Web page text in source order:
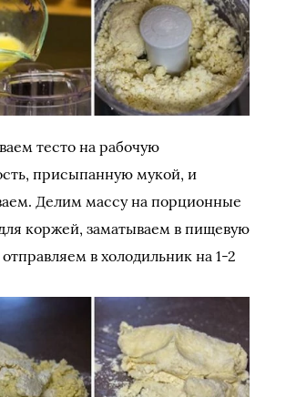
тесто на рабочую
присыпанную мукой, и
Делим массу на порционные
коржей, заматываем в пищевую
в холодильник на 1-2